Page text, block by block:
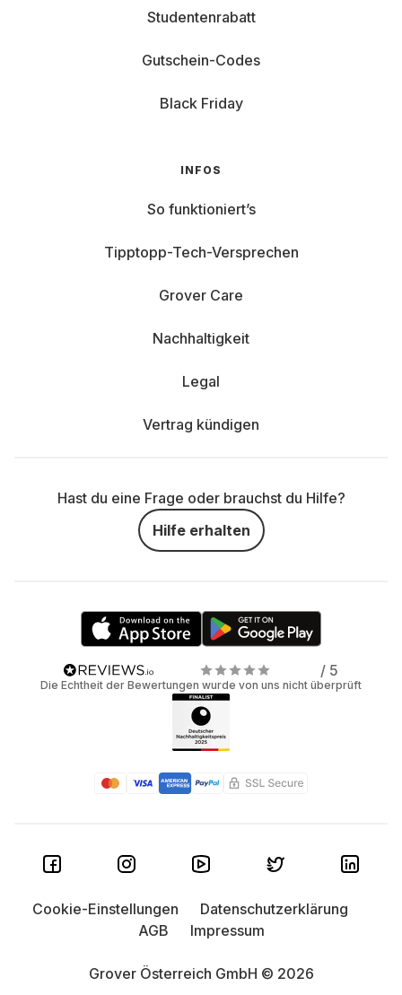
Studentenrabatt
Gutschein-Codes
Black Friday
INFOS
So funktioniert’s
Tipptopp-Tech-Versprechen
Grover Care
Nachhaltigkeit
Legal
Vertrag kündigen
Hast du eine Frage oder brauchst du Hilfe?
Hilfe erhalten
/ 5
Die Echtheit der Bewertungen wurde von uns nicht überprüft
Grover Österreich GmbH © 2026
Cookie-Einstellungen
Datenschutzerklärung
AGB
Impressum